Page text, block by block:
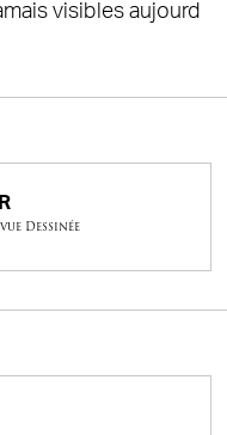
visibles aujourd
Dessinée